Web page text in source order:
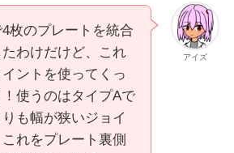
アイズ
枚のプレートを統合
わけだけど、これ
ントを使ってくっ
使うのはタイプAで
も幅が狭いジョイ
れをプレート裏側